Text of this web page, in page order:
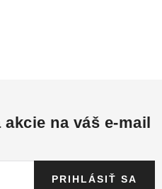
na váš e-mail
PRIHLÁSIŤ SA